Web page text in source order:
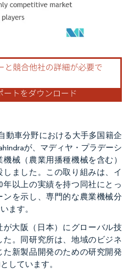
にはCC BY 4.0の表示が必要です。
動車分野における大手多国籍企
が、マディヤ・プラデーシ
械（農業用播種機械を含む）
ました。この取り組みは、イ
年以上の実績を持つ同社にとっ
を示し、専門的な農業機械分
ます。
が大阪（日本）にグローバル技
。同研究所は、地域のビジネ
た新製品開発のための研究開発
しています。